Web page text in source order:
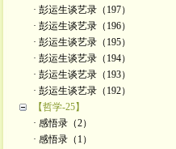
· 彭运生谈艺录（197）
· 彭运生谈艺录（196）
· 彭运生谈艺录（195）
· 彭运生谈艺录（194）
· 彭运生谈艺录（193）
· 彭运生谈艺录（192）
【哲学-25】
· 感悟录（2）
· 感悟录（1）